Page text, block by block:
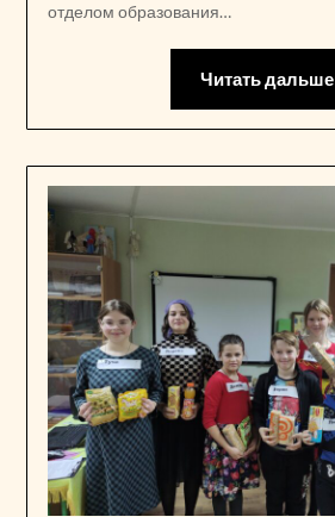
отделом образования…
Читать дальше